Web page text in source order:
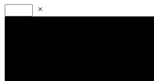
×